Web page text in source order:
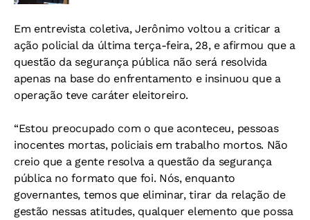
Em entrevista coletiva, Jerônimo voltou a criticar a
ação policial da última terça-feira, 28, e afirmou que a
questão da segurança pública não será resolvida
apenas na base do enfrentamento e insinuou que a
operação teve caráter eleitoreiro.
“Estou preocupado com o que aconteceu, pessoas
inocentes mortas, policiais em trabalho mortos. Não
creio que a gente resolva a questão da segurança
pública no formato que foi. Nós, enquanto
governantes, temos que eliminar, tirar da relação de
gestão nessas atitudes, qualquer elemento que possa